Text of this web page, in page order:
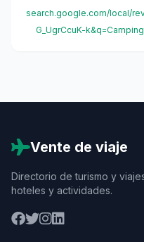
search.google.com/local/
G_UgrCcuK-
Vente de viaje
Directorio de turismo y
hoteles y actividades.